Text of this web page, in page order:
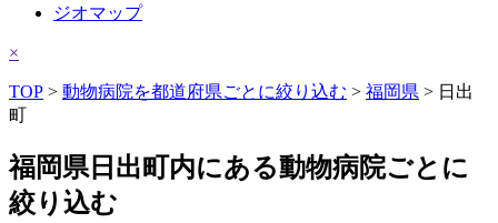
ジオマップ
×
TOP > 動物病院を都道府県ごとに絞り込む > 福岡県 > 日出
町
福岡県日出町内にある動物病院ごとに
絞り込む